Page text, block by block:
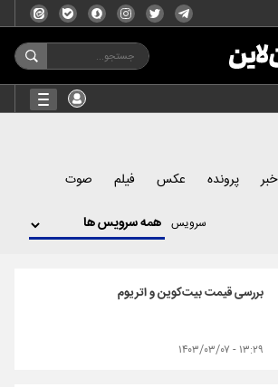
خبر پرونده عکس فیلم صوت
سرویس
بررسی قیمت بیت‌کوین و اتریوم
۱۳:۲۹ - ۱۴۰۳/۰۳/۰۷